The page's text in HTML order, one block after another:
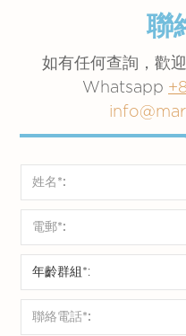
肺炎鏈球菌疾病的
只要細菌出現在呼吸
65 歲及以上：
18至64歲：患
因素*的成年人
*某些健康狀況或其他
曾患侵入性肺炎
免疫力缺乏症，
類固醇有關的免
慢性疾病：慢性
糖尿或腦脊髓液
裝有人工耳蝸
感、腫脹和硬化
發燒
發冷
嘔吐
罕見的副作用
高燒，並有機會
肺炎球菌疫苗可與流
可以。肺炎球菌疫苗
應在不同部位注射。
肺炎球菌疫苗可否與
接種?
現時有關新冠疫苗與
限，建議接種新冠疫
其他疫苗之間應最少
聯
如有任何查詢，歡
Whatsapp